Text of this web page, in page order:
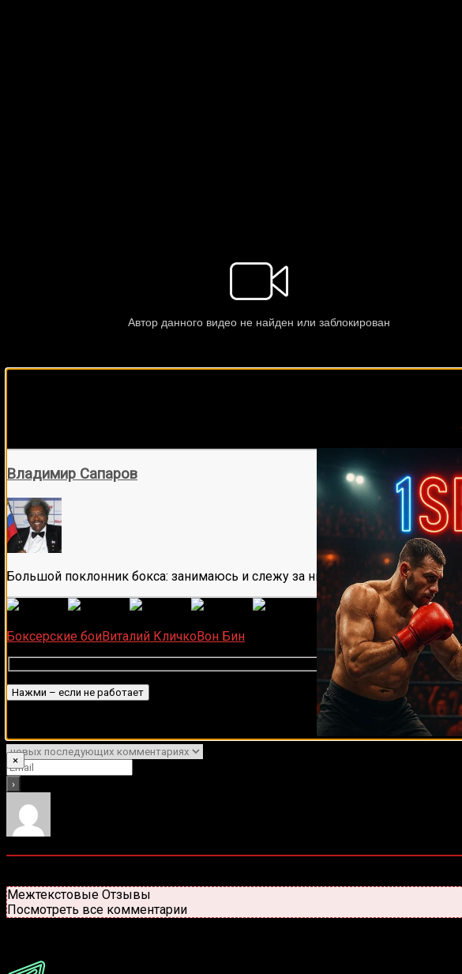
Владимир Сапаров
Большой поклонник бокса: занимаюсь и слежу за ним более 20 лет.
(
1 496оценок, среднее:
Боксерские боиВиталий КличкоВон Бин
Уведомить о
Межтекстовые Отзывы
Посмотреть все комментарии
×